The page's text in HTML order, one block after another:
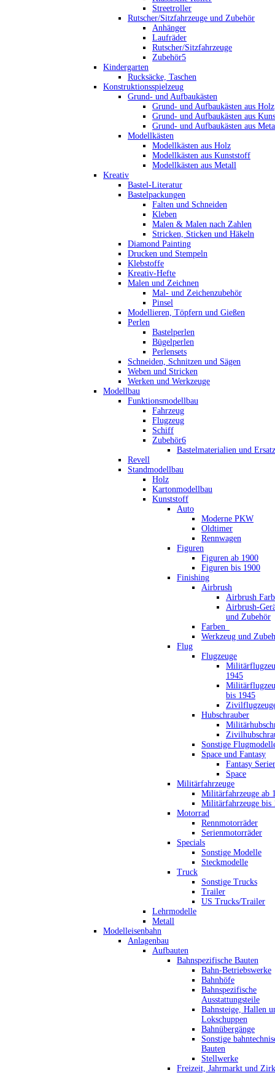
Streetroller
Rutscher/Sitzfahrzeuge und Zubehör
Anhänger
Laufräder
Rutscher/Sitzfahrzeuge
Zubehör5
Kindergarten
Rucksäcke, Taschen
Konstruktionsspielzeug
Grund- und Aufbaukästen
Grund- und Aufbaukästen aus Holz
Grund- und Aufbaukästen aus
Grund- und Aufbaukästen aus
Modellkästen
Modellkästen aus Holz
Modellkästen aus Kunststoff
Modellkästen aus Metall
Kreativ
Bastel-Literatur
Bastelpackungen
Falten und Schneiden
Kleben
Malen & Malen nach Zahlen
Stricken, Sticken und Häkeln
Diamond Painting
Drucken und Stempeln
Klebstoffe
Kreativ-Hefte
Malen und Zeichnen
Mal- und Zeichenzubehör
Pinsel
Modellieren, Töpfern und Gießen
Perlen
Bastelperlen
Bügelperlen
Perlensets
Schneiden, Schnitzen und Sägen
Weben und Stricken
Werken und Werkzeuge
Modellbau
Funktionsmodellbau
Fahrzeug
Flugzeug
Schiff
Zubehör6
Bastelmaterialien und
Revell
Standmodellbau
Holz
Kartonmodellbau
Kunststoff
Auto
Moderne PKW
Oldtimer
Rennwagen
Figuren
Figuren ab 1900
Figuren bis 1900
Finishing
Airbrush
Airbrush
Airbrush-
und Zubehör
Farben_
Werkzeug und
Flug
Flugzeuge
1945
bis 1945
Hubschrauber
Sonstige
Space und Fantasy
Fantasy
Space
Militärfahrzeuge
Militärfahrzeuge ab
Militärfahrzeuge bis
Motorrad
Rennmotorräder
Serienmotorräder
Specials
Sonstige Modelle
Steckmodelle
Truck
Sonstige Trucks
Trailer
US Trucks/Trailer
Lehrmodelle
Metall
Modelleisenbahn
Anlagenbau
Aufbauten
Bahnspezifische Bauten
Bahn-Betriebswerke
Bahnhöfe
Bahnspezifische
Ausstattungsteile
Bahnsteige, Hallen
Lokschuppen
Bahnübergänge
Sonstige
Bauten
Stellwerke
Freizeit, Jahrmarkt und